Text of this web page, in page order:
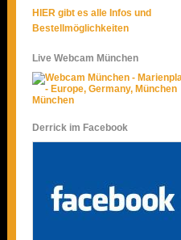
HIER gibt es alle Infos und
Bestellmöglichkeiten
Live Webcam München
München
Derrick im Facebook